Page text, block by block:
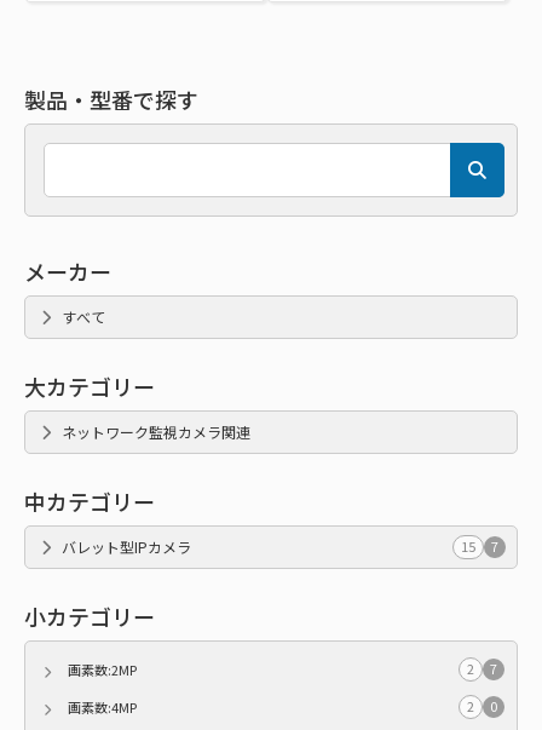
製品・型番で探す
メーカー
すべて
大カテゴリー
ネットワーク監視カメラ関連
中カテゴリー
バレット型IPカメラ 15 7
小カテゴリー
画素数:2MP 2
7
画素数:4MP
2
0